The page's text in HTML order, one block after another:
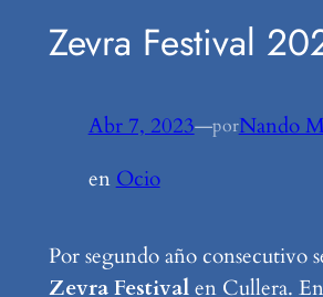
Zevra Festival
Abr 7, 2023—porNando
en Ocio
Por segundo año consecutivo
Zevra Festivalen Cullera.